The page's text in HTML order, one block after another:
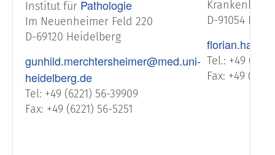
Institut für Pathologie
Im Neuenheimer Feld 220
D-69120 Heidelberg
gunhild.merchtersheimer@med.uni-
heidelberg.de
Tel: +49 (6221) 56-39909
Fax: +49 (6221) 56-5251
D-91054
Tel.: +49
Fax: +49